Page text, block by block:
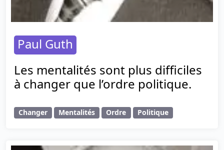
Paul Guth
Les mentalités sont plus difficiles
à changer que l’ordre politique.
Changer Mentalités Ordre Politique